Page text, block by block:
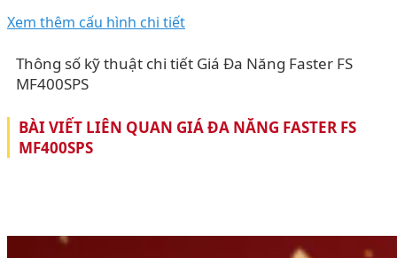
Xem thêm cấu hình chi tiết
Thông số kỹ thuật chi tiết Giá Đa Năng Faster FS
MF400SPS
BÀI VIẾT LIÊN QUAN GIÁ ĐA NĂNG FASTER FS
MF400SPS